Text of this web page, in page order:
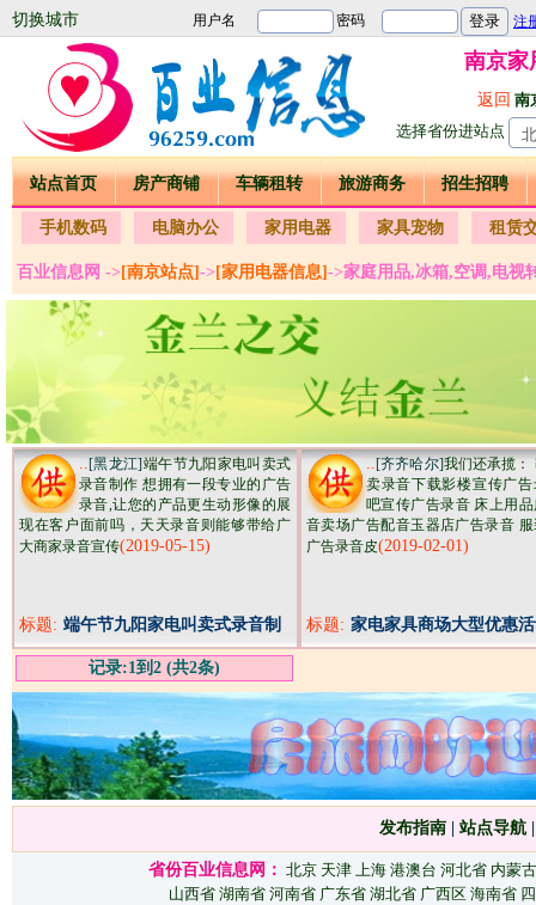
切换城市
南京家
返回 南
选择省份进站点
站点首页 房产商铺 车辆租转 旅游商务 招生招聘
手机数码 电脑办公 家用电器 家具宠物 租赁
百业信息网 -> [南京站点] -> [家用电器信息] ->家庭用品,冰箱,空调,电视
..[黑龙江]端午节九阳家电叫卖式
录音制作 想拥有一段专业的广告
录音,让您的产品更生动形像的展
现在客户面前吗，天天录音则能够带给广
大商家录音宣传(2019-05-15)
标题: 端午节九阳家电叫卖式录音制
作
..[齐齐哈尔]我们还承揽：
卖录音下载影楼宣传广告
吧宣传广告录音 床上用
音卖场广告配音玉器店广告录音
广告录音皮(2019-02-01)
标题: 家电家具商场大型优惠
告音频口播录音文稿
记录:1到2 (共2条)
发布指南 站点导航
省份百业信息网： 北京 天津 上海 港澳台 河北省 内蒙古
山西省 湖南省 河南省 广东省 湖北省 广西区 海南省